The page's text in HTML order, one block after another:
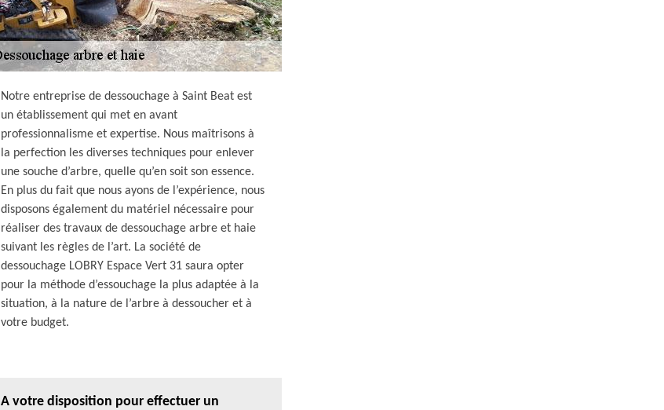
Notre entreprise de dessouchage à Saint Beat est
un établissement qui met en avant
professionnalisme et expertise. Nous maîtrisons à
la perfection les diverses techniques pour enlever
une souche d’arbre, quelle qu’en soit son essence.
En plus du fait que nous ayons de l’expérience, nous
disposons également du matériel nécessaire pour
réaliser des travaux de dessouchage arbre et haie
suivant les règles de l’art. La société de
dessouchage LOBRY Espace Vert 31 saura opter
pour la méthode d’essouchage la plus adaptée à la
situation, à la nature de l’arbre à dessoucher et à
votre budget.
A votre disposition pour effectuer un